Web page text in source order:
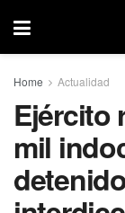
Home Actualidad
Ejército
mil